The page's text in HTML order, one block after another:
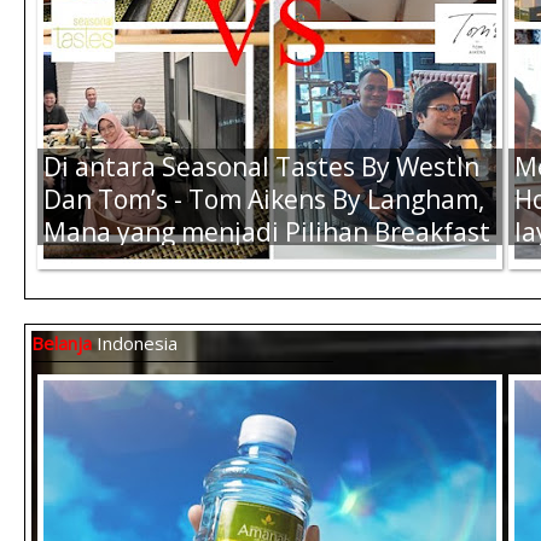
Air Amanah 330ml (1 Dus) -
Rp.57.000,-
Di antara Seasonal Tastes By WestIn
Dan Tom’s - Tom Aikens By Langham,
Mana yang menjadi Pilihan Breakfast
Terbaik Kamu Saat di Jakarta ?
Belanja Indonesia